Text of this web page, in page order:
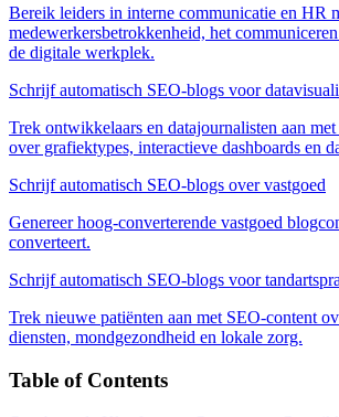
Bereik leiders in interne communicatie en HR
medewerkersbetrokkenheid, het
de digitale werkplek.
Schrijf automatisch SEO-blogs voor
Trek ontwikkelaars en datajournalisten aan
over grafiektypes, interactieve dashboards en
Schrijf automatisch SEO-blogs over vastgoed
Genereer hoog-converterende vastgoed
converteert.
Schrijf automatisch SEO-blogs voor
Trek nieuwe patiënten aan met SEO-content
diensten, mondgezondheid en lokale zorg.
Table of Contents